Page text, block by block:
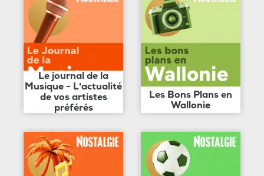
Le journal de la
Musique - L'actualité
de vos artistes
préférés
Les Bons Plans en
Wallonie